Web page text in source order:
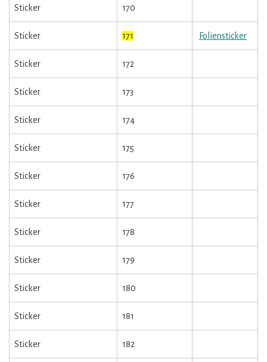
Sticker 170
Sticker 171 Foliensticker
Sticker 172
Sticker 173
Sticker 174
Sticker 175
Sticker 176
Sticker 177
Sticker 178
Sticker 179
Sticker 180
Sticker 181
Sticker 182